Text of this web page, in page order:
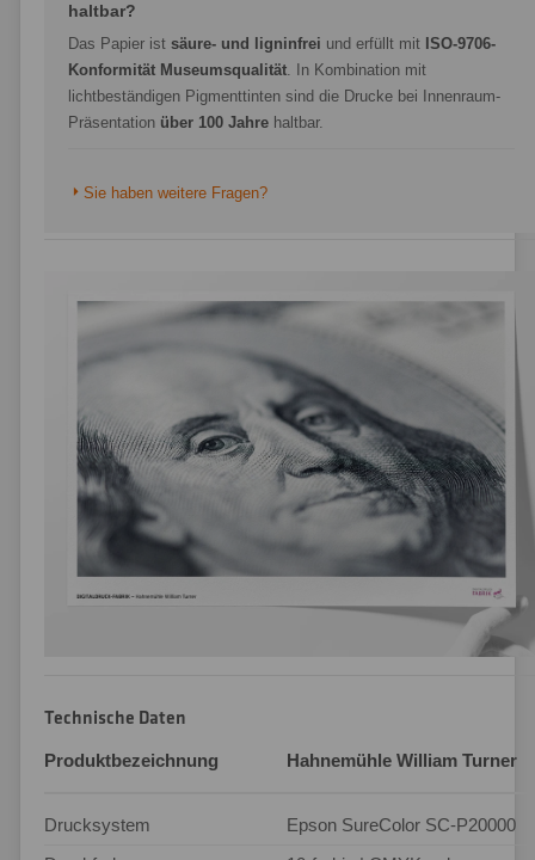
haltbar?
Das Papier ist säure- und ligninfrei und erfüllt mit ISO-9706-
Konformität Museumsqualität. In Kombination mit
lichtbeständigen Pigmenttinten sind die Drucke bei Innenraum-
Präsentation über 100 Jahre haltbar.
Sie haben weitere Fragen?
Technische Daten
Produktbezeichnung Hahnemühle William Turner
Drucksystem
Epson SureColor SC-P20000